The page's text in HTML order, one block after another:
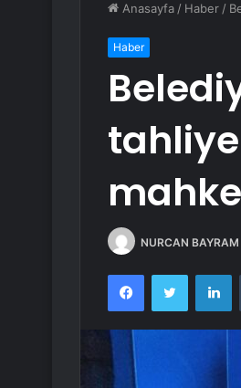
Anasayfa / Haber /
Haber
NURCAN BAYRAM
FacebookTwitter